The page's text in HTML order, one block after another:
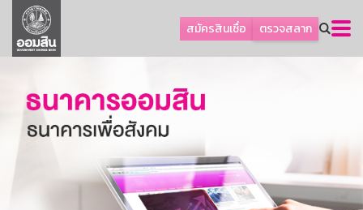
สมัครสินเชื่อ ตรวจสลาก
ลูกค้าธุรกิจ
ลูกค้าผู้ประกอบรายย่อย
ออมเพื่อสุข
เกี่ยวกับธนาคาร
การพัฒนาที่ยั่งยืน